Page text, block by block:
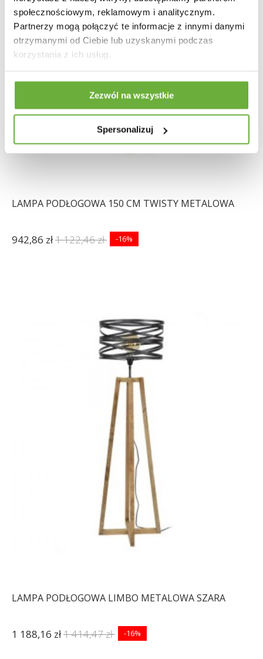
społecznościowym, reklamowym i analitycznym.
Partnerzy mogą połączyć te informacje z innymi danymi
otrzymanymi od Ciebie lub uzyskanymi podczas
korzystania z ich usług.
Zezwól na wszystkie
Spersonalizuj
LAMPA PODŁOGOWA 150 CM TWISTY METALOWA
942,86 zł1 122,46 zł -16%
LAMPA PODŁOGOWA LIMBO METALOWA SZARA
1 188,16 zł1 414,47 zł -16%